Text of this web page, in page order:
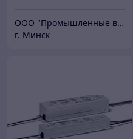
ООО "Промышленные вентиляторы и компоненты"
г. Минск